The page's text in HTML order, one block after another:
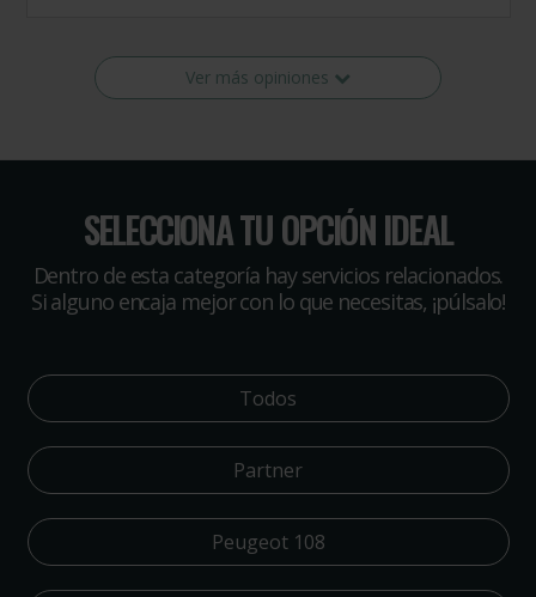
Ver más opiniones
SELECCIONA TU OPCIÓN IDEAL
Dentro de esta categoría hay servicios relacionados.
Si alguno encaja mejor con lo que necesitas, ¡púlsalo!
Todos
Partner
Peugeot 108